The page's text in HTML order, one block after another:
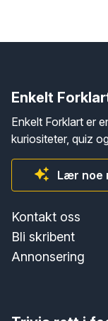
Enkelt
Enkelt Forklart er
kuriositeter, quiz
Lær noe
Kontakt oss
Bli skribent
Annonsering